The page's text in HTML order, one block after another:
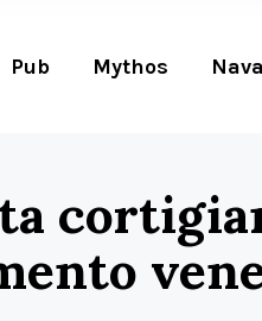
Pub Mythos